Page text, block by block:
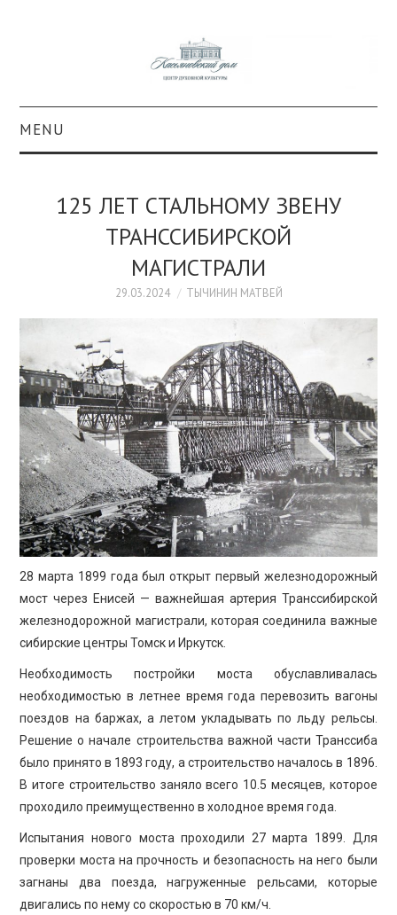
MENU
КОЛЛЕКЦИИ
ОБРАЗОВАНИЕ
ПРОСВЕЩЕНИЕ
125 ЛЕТ СТАЛЬНОМУ ЗВЕНУ
ТРАНССИБИРСКОЙ
МАГИСТРАЛИ
29.03.2024 ТЫЧИНИН МАТВЕЙ
28 марта 1899 года был открыт первый железнодорожный
мост через Енисей — важнейшая артерия Транссибирской
железнодорожной магистрали, которая соединила важные
сибирские центры Томск и Иркутск.
Необходимость постройки моста обуславливалась
необходимостью в летнее время года перевозить вагоны
поездов на баржах, а летом укладывать по льду рельсы.
Решение о начале строительства важной части Транссиба
было принято в 1893 году, а строительство началось в 1896.
В итоге строительство заняло всего 10.5 месяцев, которое
проходило преимущественно в холодное время года.
Испытания нового моста проходили 27 марта 1899. Для
проверки моста на прочность и безопасность на него были
загнаны два поезда, нагруженные рельсами, которые
двигались по нему со скоростью в 70 км/ч.